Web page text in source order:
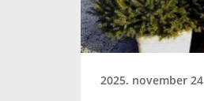
2025. november 24